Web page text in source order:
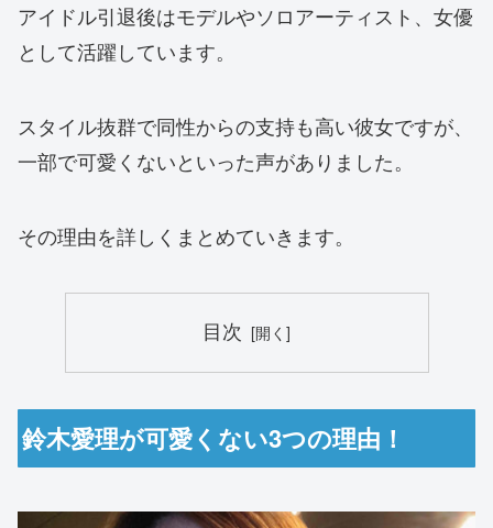
アイドル引退後はモデルやソロアーティスト、女優
として活躍しています。
スタイル抜群で同性からの支持も高い彼女ですが、
一部で可愛くないといった声がありました。
その理由を詳しくまとめていきます。
目次
鈴木愛理が可愛くない3つの理由！